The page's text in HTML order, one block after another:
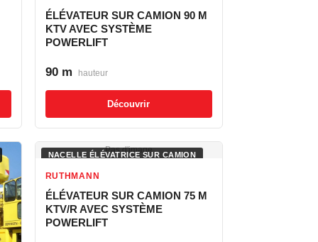
ÉLÉVATEUR SUR CAMION 90 M
KTV AVEC SYSTÈME
POWERLIFT
90 m hauteur
Découvrir
Pas d'image
NACELLE ÉLÉVATRICE SUR CAMION
RUTHMANN
ÉLÉVATEUR SUR CAMION 75 M
KTV/R AVEC SYSTÈME
POWERLIFT